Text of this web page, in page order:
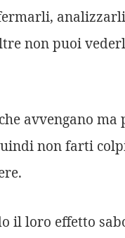
non puoi
avvengano
non farti
il loro effetto